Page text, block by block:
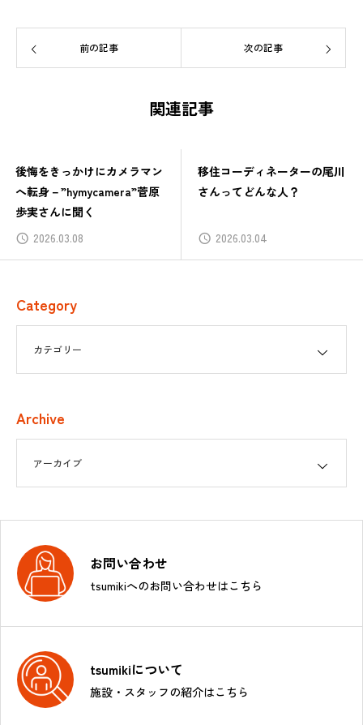
前の記事 次の記事
関連記事
後悔をきっかけにカメラマン
へ転身－”hymycamera”菅原
歩実さんに聞く
2026.03.08
移住コーディネーターの尾川
さんってどんな人？
2026.03.04
Category
Archive
お問い合わせ
tsumikiへのお問い合わせはこちら
tsumikiについて
施設・スタッフの紹介はこちら